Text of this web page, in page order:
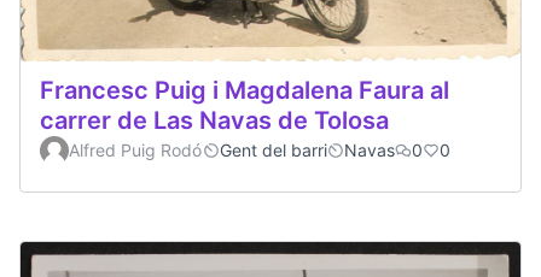
Francesc Puig i Magdalena Faura al
carrer de Las Navas de Tolosa
Alfred Puig Rodó Gent del barri Navas 0 0